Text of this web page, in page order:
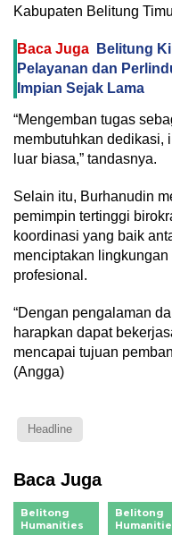
Kabupaten Belitung
Baca Juga
Belitung
Pelayanan dan
Impian Sejak Lama
“Mengemban tugas
membutuhkan dedikasi,
luar biasa,” tandasnya.
Selain itu, Burhanudin
pemimpin tertinggi
koordinasi yang baik
menciptakan
profesional.
“Dengan pengalaman
harapkan dapat
mencapai tujuan
(Angga)
Headline
Baca Juga
Belitong
Humanities
Belitong